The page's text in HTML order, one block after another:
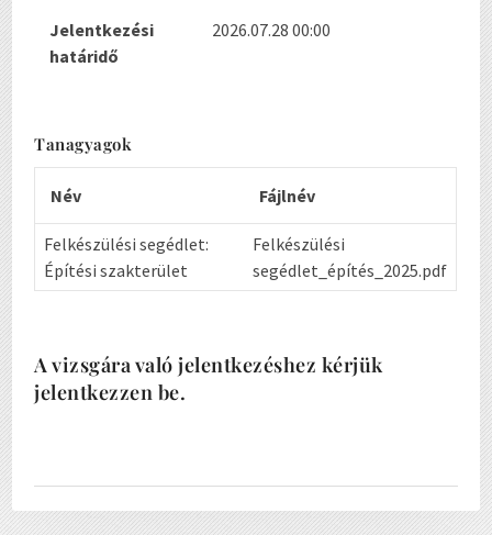
Jelentkezési
határidő
2026.07.28 00:00
Tanagyagok
Név Fájlnév
Felkészülési segédlet:
Építési szakterület
Felkészülési
segédlet_építés_2025.pdf
A vizsgára való jelentkezéshez kérjük
jelentkezzen be.